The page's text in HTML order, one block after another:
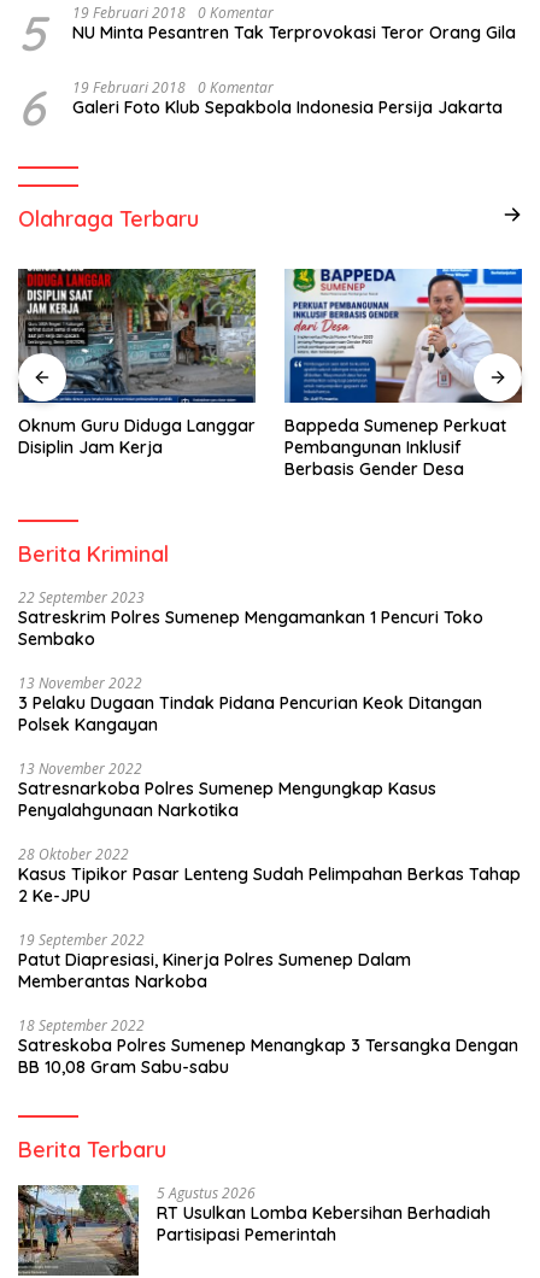
5 19 Februari 2018 0 Komentar
NU Minta Pesantren Tak Terprovokasi Teror Orang Gila
6 19 Februari 2018 0 Komentar
Galeri Foto Klub Sepakbola Indonesia Persija Jakarta
Olahraga Terbaru
Bappeda Sumenep Perkuat
Pembangunan Inklusif
RT Usulkan Lomba
Kebersihan Berhadiah
Partisipasi Pemerintah
Berita Kriminal
22 September 2023
Satreskrim Polres Sumenep Mengamankan 1 Pencuri Toko
Sembako
13 November 2022
3 Pelaku Dugaan Tindak Pidana Pencurian Keok Ditangan
Polsek Kangayan
13 November 2022
Satresnarkoba Polres Sumenep Mengungkap Kasus
Penyalahgunaan Narkotika
28 Oktober 2022
Kasus Tipikor Pasar Lenteng Sudah Pelimpahan Berkas Tahap
2 Ke-JPU
19 September 2022
Patut Diapresiasi, Kinerja Polres Sumenep Dalam
Memberantas Narkoba
18 September 2022
Satreskoba Polres Sumenep Menangkap 3 Tersangka Dengan
BB 10,08 Gram Sabu-sabu
Berita Terbaru
5 Agustus 2026
RT Usulkan Lomba Kebersihan Berhadiah
Partisipasi Pemerintah